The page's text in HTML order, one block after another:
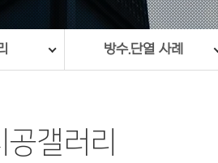
방수.단열 사례
공갤러리